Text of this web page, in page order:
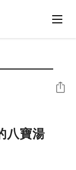
八寶湯
シェア